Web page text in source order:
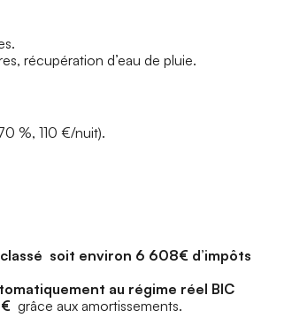
récupération d’eau de pluie.
%, 110 €/nuit).
soit environ 6 608€ d’impôts
au régime réel BIC
grâce aux amortissements.